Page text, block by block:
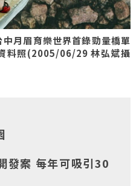
月眉育樂世界首錄勁量橋單
料照(2005/06/29 林弘斌攝
發案 每年可吸引30